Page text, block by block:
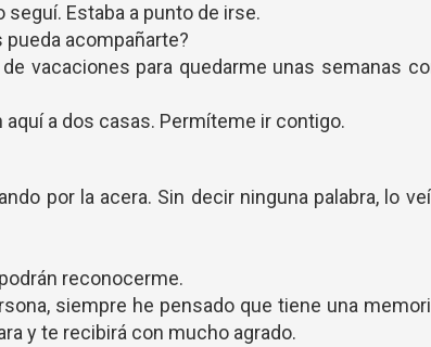
Estaba a punto de irse.
pueda acompañarte?
vacaciones para quedarme unas semanas
a dos casas. Permíteme ir contigo.
por la acera. Sin decir ninguna palabra, lo
reconocerme.
siempre he pensado que tiene una
y te recibirá con mucho agrado.